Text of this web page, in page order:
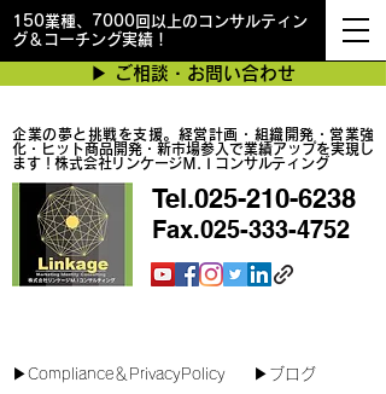
150業種、7000回以上のコンサルティン
グ＆コーチング実績！
企業の夢と挑戦を支援。経営計画・組織開発・営業強
化・ヒット商品開発・新市場参入で業績アップを実現し
ます！株式会社リンケージＭ.Ｉコンサルティング
▶︎ ご相談・お問い合わせ
Tel.025-210-6238
Fax.025-333-4752
▶︎Compliance＆PrivacyPolicy ▶︎ブログ